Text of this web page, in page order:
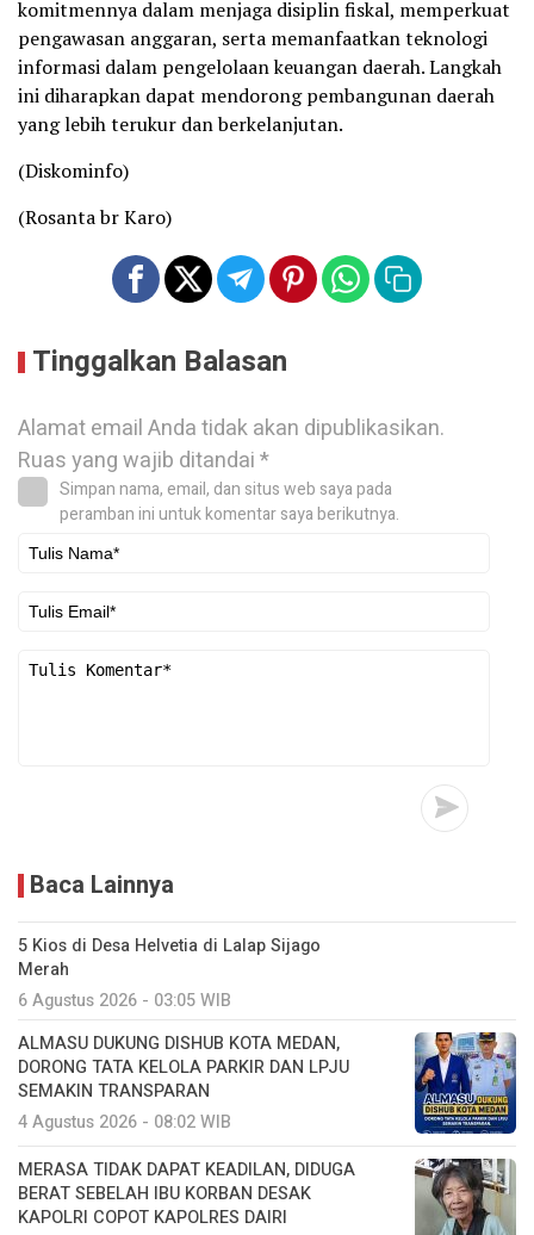
komitmennya dalam menjaga disiplin fiskal, memperkuat
pengawasan anggaran, serta memanfaatkan teknologi
informasi dalam pengelolaan keuangan daerah. Langkah
ini diharapkan dapat mendorong pembangunan daerah
yang lebih terukur dan berkelanjutan.
(Diskominfo)
(Rosanta br Karo)
Tinggalkan Balasan
Alamat email Anda tidak akan dipublikasikan.
Ruas yang wajib ditandai*
Simpan nama, email, dan situs web saya pada
peramban ini untuk komentar saya berikutnya.
Baca Lainnya
5 Kios di Desa Helvetia di Lalap Sijago
Merah
6 Agustus 2026 - 03:05 WIB
ALMASU DUKUNG DISHUB KOTA MEDAN,
DORONG TATA KELOLA PARKIR DAN LPJU
SEMAKIN TRANSPARAN
4 Agustus 2026 - 08:02 WIB
MERASA TIDAK DAPAT KEADILAN, DIDUGA
BERAT SEBELAH IBU KORBAN DESAK
KAPOLRI COPOT KAPOLRES DAIRI